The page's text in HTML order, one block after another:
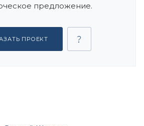
предложение.
ПРОЕКТ